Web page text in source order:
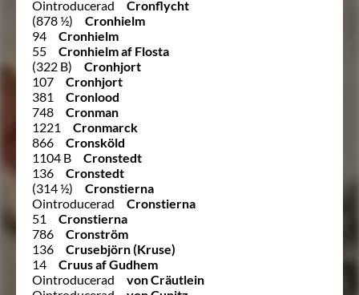
Ointroducerad
Cronflycht
(878 ½)
Cronhielm
94
Cronhielm
55
Cronhielm af Flosta
(322 B)
Cronhjort
107
Cronhjort
381
Cronlood
748
Cronman
1221
Cronmarck
866
Cronsköld
1104 B
Cronstedt
136
Cronstedt
(314 ½)
Cronstierna
Ointroducerad
Cronstierna
51
Cronstierna
786
Cronström
136
Crusebjörn (Kruse)
14
Cruus af Gudhem
Ointroducerad
von Cräutlein